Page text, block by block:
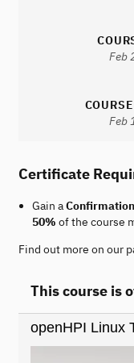
Feb
Feb
Certificate
Gain a
50% of the course
Find out more on our
This course is
openHPI Linux